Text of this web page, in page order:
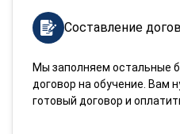
Составление
Мы заполняем остальные
договор на обучение. Вам
готовый договор и